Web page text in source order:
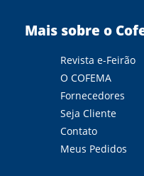
Mais sobre o
Revista e-Feirão
O COFEMA
Fornecedores
Seja Cliente
Contato
Meus Pedidos